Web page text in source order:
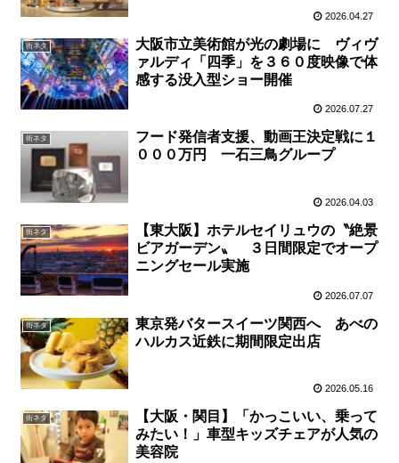
2026.04.27
街ネタ
大阪市立美術館が光の劇場に ヴィヴ
ァルディ「四季」を３６０度映像で体
感する没入型ショー開催
2026.07.27
街ネタ
フード発信者支援、動画王決定戦に１
０００万円 一石三鳥グループ
2026.04.03
街ネタ
【東大阪】ホテルセイリュウの〝絶景
ビアガーデン〟 ３日間限定でオープ
ニングセール実施
2026.07.07
街ネタ
東京発バタースイーツ関西へ あべの
ハルカス近鉄に期間限定出店
2026.05.16
街ネタ
【大阪・関目】「かっこいい、乗って
みたい！」車型キッズチェアが人気の
美容院